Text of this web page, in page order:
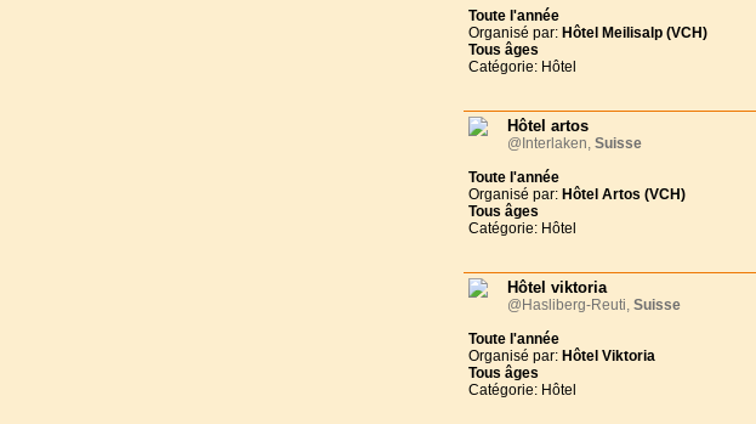
Toute l'année
Organisé par: Hôtel Meilisalp (VCH)
Tous âges
Catégorie: Hôtel
Hôtel artos
@Interlaken, Suisse
Toute l'année
Organisé par: Hôtel Artos (VCH)
Tous âges
Catégorie: Hôtel
Hôtel viktoria
@Hasliberg-Reuti, Suisse
Toute l'année
Organisé par: Hôtel Viktoria
Tous âges
Catégorie: Hôtel